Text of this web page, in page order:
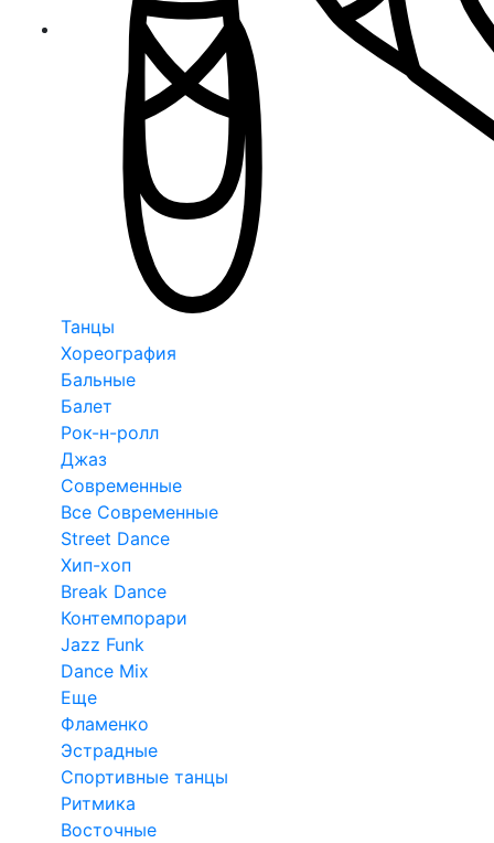
Танцы
Хореография
Бальные
Балет
Рок-н-ролл
Джаз
Современные
Все Современные
Street Dance
Хип-хоп
Break Dance
Контемпорари
Jazz Funk
Dance Mix
Еще
Фламенко
Эстрадные
Спортивные танцы
Ритмика
Восточные